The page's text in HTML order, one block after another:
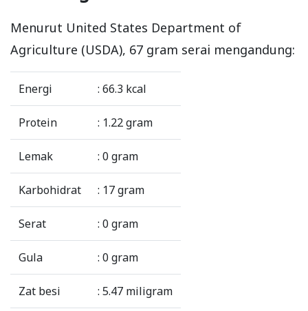
Menurut United States Department of
Agriculture (USDA), 67 gram serai mengandung:
Energi : 66.3 kcal
Protein : 1.22 gram
Lemak : 0 gram
Karbohidrat : 17 gram
Serat : 0 gram
Gula : 0 gram
Zat besi : 5.47 miligram